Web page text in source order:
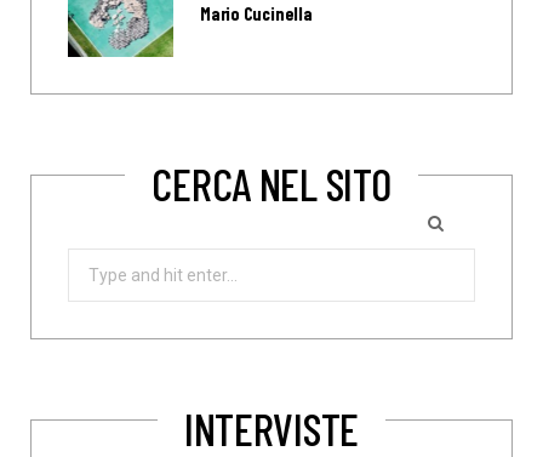
Mario Cucinella
CERCA NEL SITO
Search
INTERVISTE